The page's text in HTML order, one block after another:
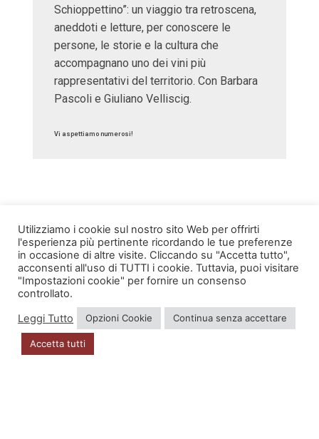
Schioppettino”: un viaggio tra retroscena,
aneddoti e letture, per conoscere le
persone, le storie e la cultura che
accompagnano uno dei vini più
rappresentativi del territorio. Con Barbara
Pascoli e Giuliano Velliscig.
Vi aspettiamo numerosi!
INFO
Account
Privacy Policy
Utilizziamo i cookie sul nostro sito Web per offrirti
l'esperienza più pertinente ricordando le tue preferenze
in occasione di altre visite. Cliccando su "Accetta tutto",
acconsenti all'uso di TUTTI i cookie. Tuttavia, puoi visitare
"Impostazioni cookie" per fornire un consenso
controllato.
Leggi Tutto
Opzioni Cookie Continua senza accettare
Accetta tutti